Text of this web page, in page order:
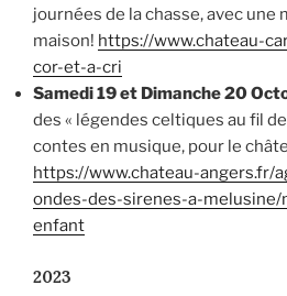
journées de la chasse, avec une
maison! https://www.chateau-
cor-et-a-cri
Samedi 19 et Dimanche 20
des « légendes celtiques au fil de
contes en musique, pour le
https://www.chateau-angers.fr/
ondes-des-sirenes-a-
enfant
2023